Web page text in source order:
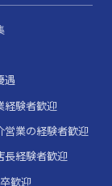
遇
経験者歓迎
営業の経験者歓迎
長経験者歓迎
歓迎